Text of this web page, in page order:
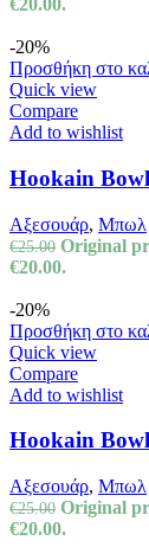
€20.00.
-20%
Προσθήκη στο
Quick view
Compare
Add to wishlist
Hookain
Αξεσουάρ, Μπωλ
€25.00 Original
€20.00.
-20%
Προσθήκη στο
Quick view
Compare
Add to wishlist
Hookain
Αξεσουάρ, Μπωλ
€25.00 Original
€20.00.